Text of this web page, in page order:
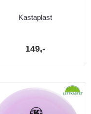
Kastaplast
149,-